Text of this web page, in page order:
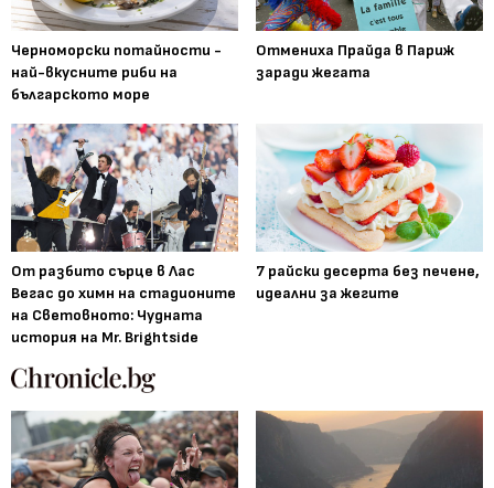
Черноморски потайности -
най-вкусните риби на
българското море
Отмениха Прайда в Париж
заради жегата
От разбито сърце в Лас
Вегас до химн на стадионите
на Световното: Чудната
история на Mr. Brightside
7 райски десерта без печене,
идеални за жегите